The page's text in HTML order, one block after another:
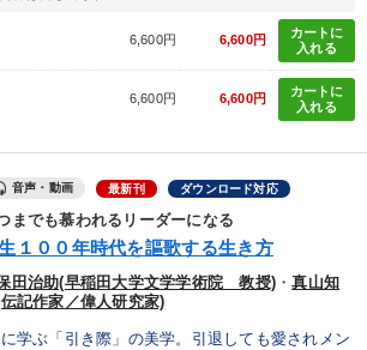
6,600円 6,600円
カートに
入れる
6,600円 6,600円
カートに
入れる
音声・動画 最新刊 ダウンロード対応
までも慕われるリーダーになる
１００年時代を謳歌する生き方
田治助(早稲田大学文学学術院 教授) ・真山知
記作家／偉人研究家)
学ぶ「引き際」の美学。引退しても愛されメン